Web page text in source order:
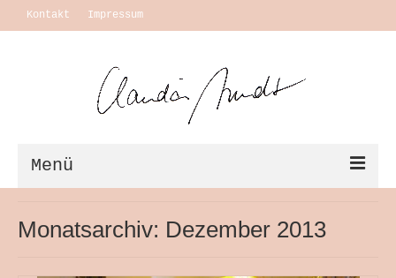
Kontakt Impressum
Menü
Monatsarchiv: Dezember 2013